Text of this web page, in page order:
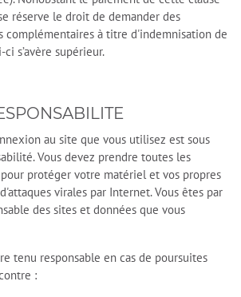
réserve le droit de demander des
complémentaires à titre d'indemnisation de
s’avère supérieur.
au site que vous utilisez est sous
Vous devez prendre toutes les
protéger votre matériel et vos propres
virales par Internet. Vous êtes par
des sites et données que vous
tenu responsable en cas de poursuites
: